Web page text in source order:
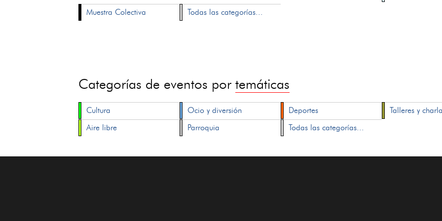
Muestra Colectiva
Todas las categorías...
Categorías de eventos portemáticas
Cultura Ocio y diversión Deportes Talleres y
Aire libre
Parroquia Todas las categorías...